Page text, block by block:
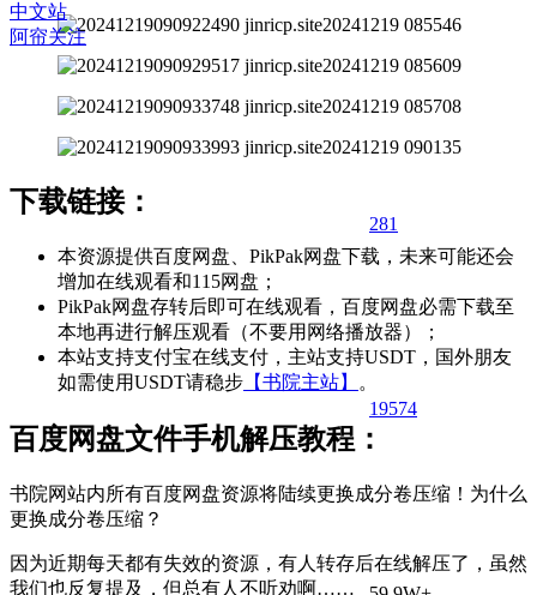
下载链接：
本资源提供百度网盘、PikPak网盘下载，未来可能还会
增加在线观看和115网盘；
PikPak网盘存转后即可在线观看，百度网盘必需下载至
本地再进行解压观看（不要用网络播放器）；
本站支持支付宝在线支付，主站支持USDT，国外朋友
如需使用USDT请稳步 【书院主站】 。
百度网盘文件手机解压教程：
书院网站内所有百度网盘资源将陆续更换成分卷压缩！为什么
更换成分卷压缩？
因为近期每天都有失效的资源，有人转存后在线解压了，虽然
我们也反复提及，但总有人不听劝啊……
阿帘关注
281
19574